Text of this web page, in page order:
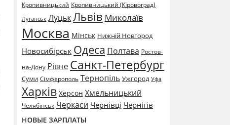
Кропивницький Кропивницький (Кіровоград)
Луганськ ЛуцькЛьвів Миколаїв
Москва Мінськ Нижній Новгород
Новосибірськ Одеса Полтава Ростов-
на-Дону Рівне Санкт-Петербург
Суми Сімферополь Тернопіль Ужгород Уфа
Харків Херсон Хмельницький
Челябінськ Черкаси Чернівці Чернігів
НОВЫЕ ЗАРПЛАТЫ